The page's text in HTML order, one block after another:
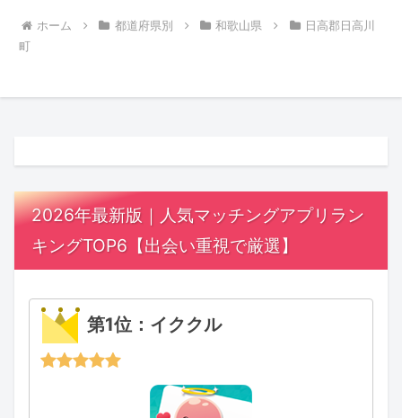
ホーム 都道府県別 和歌山県
日高郡日高川
町
2026年最新版｜人気マッチングアプリラン
キングTOP6【出会い重視で厳選】
第1位：イククル